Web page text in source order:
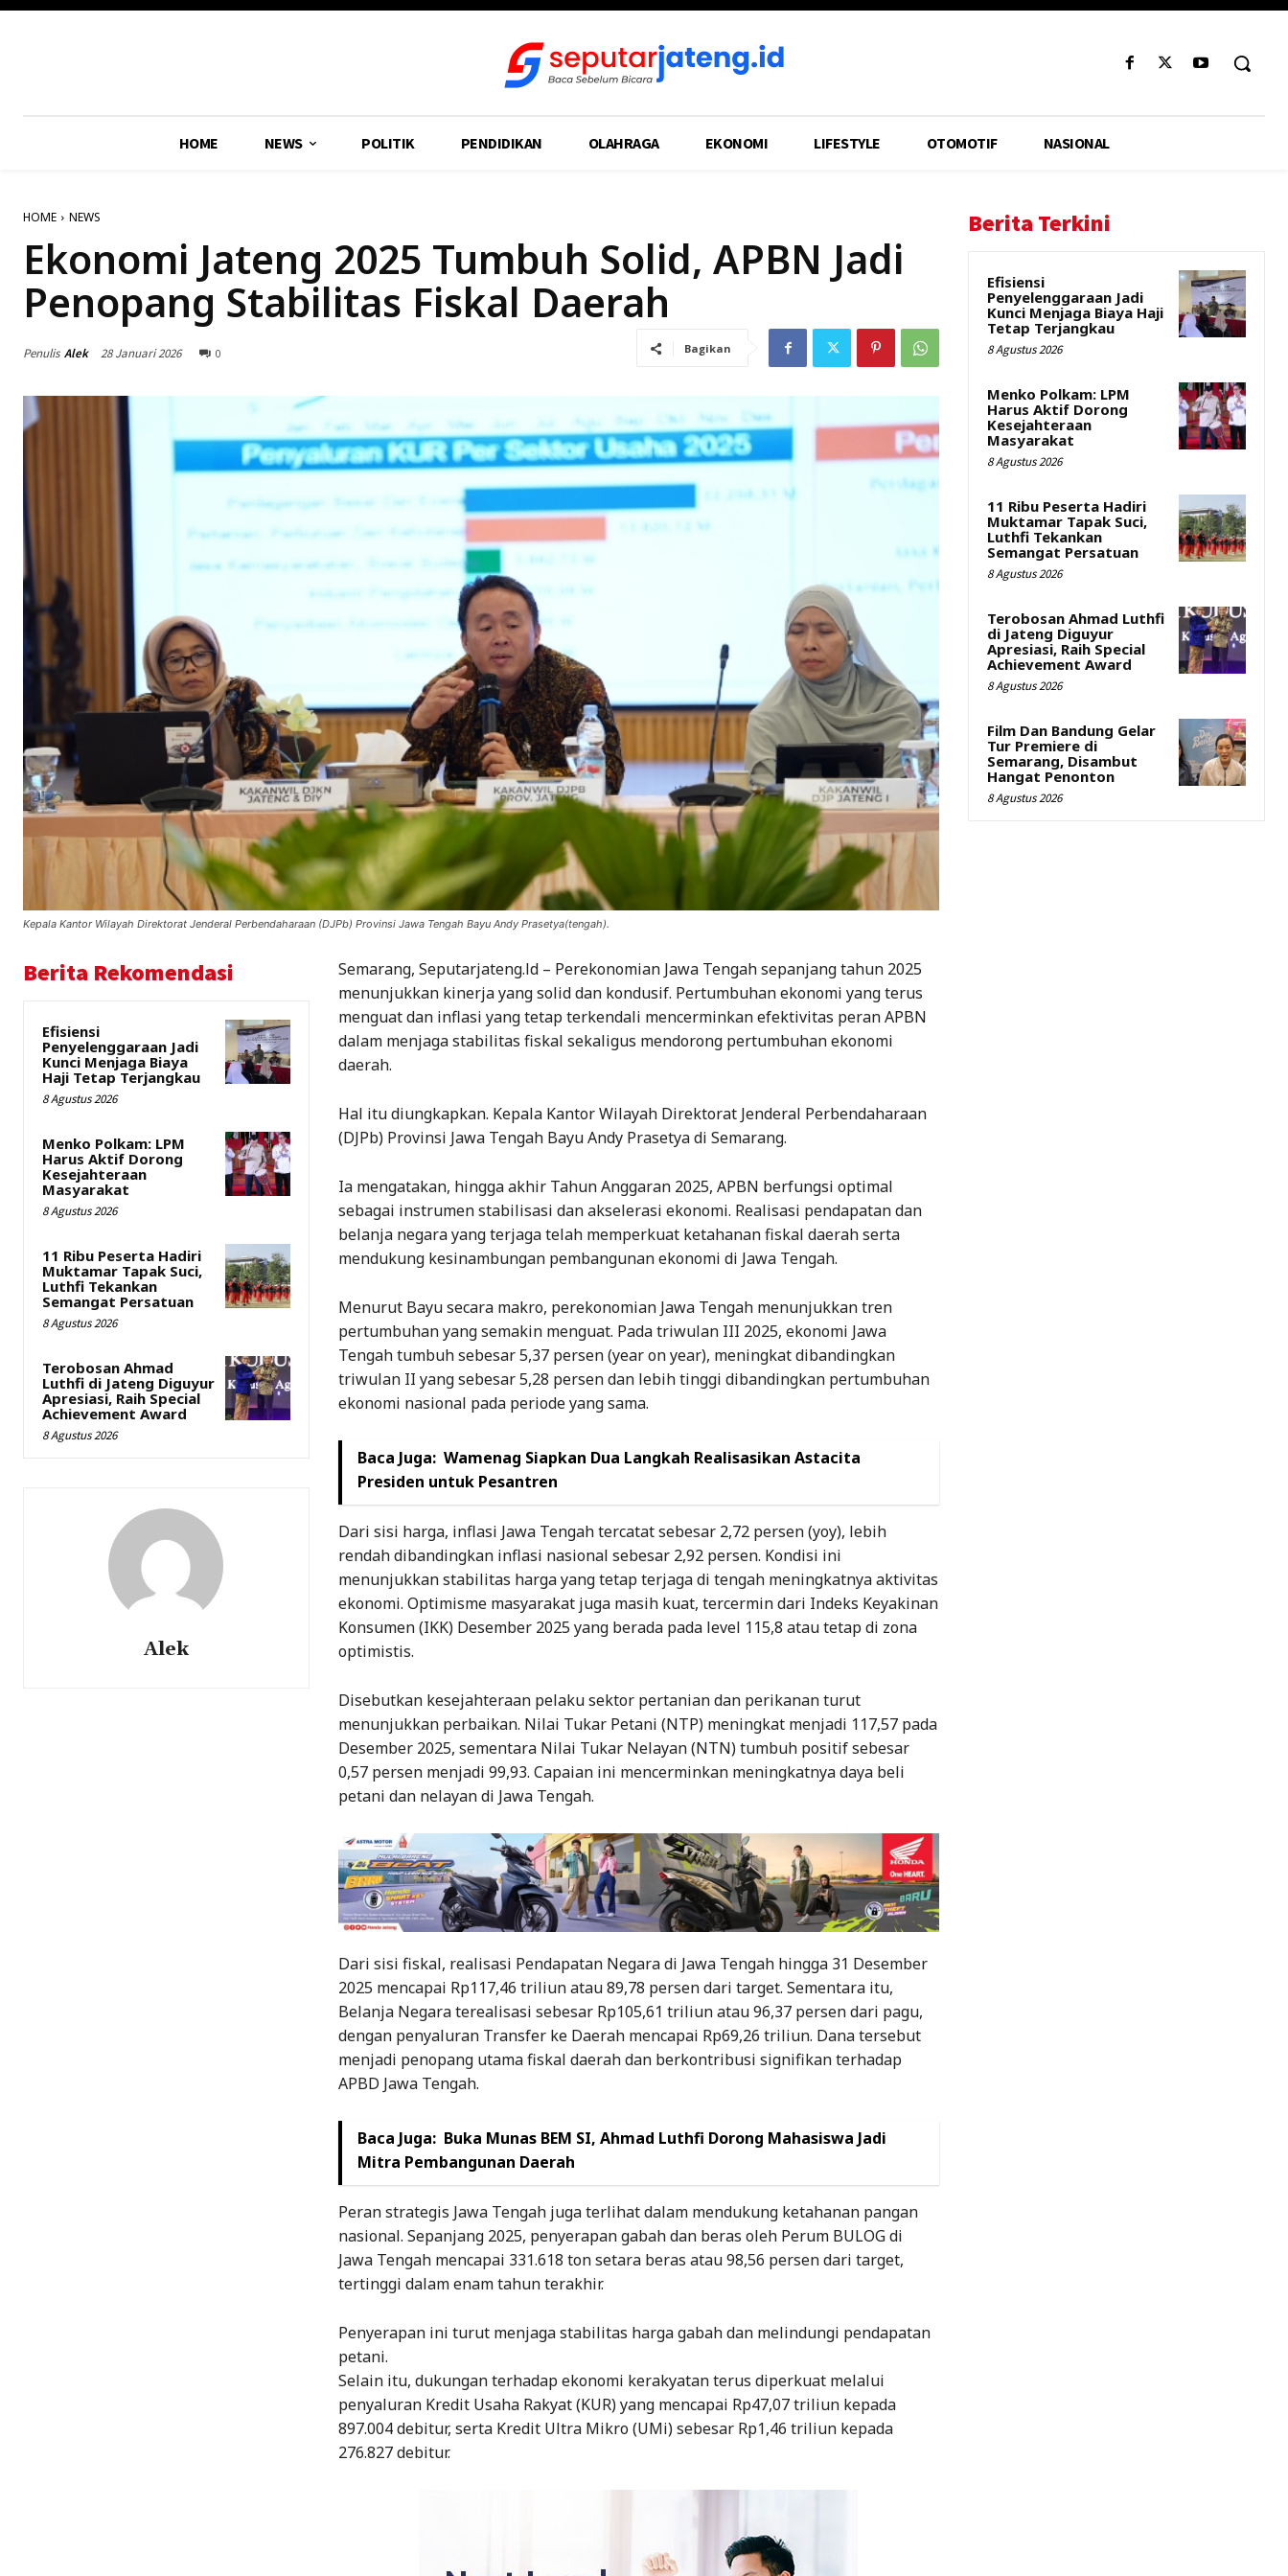
HOME NEWS POLITIK PENDIDIKAN OLAHRAGA EKONOMI LIFESTYLE OTOMOTIF NASIONAL
HOME NEWS
Ekonomi Jateng 2025 Tumbuh Solid, APBN Jadi
Penopang Stabilitas Fiskal Daerah
Penulis Alek 28 Januari 2026 0 Bagikan
Kepala Kantor Wilayah Direktorat Jenderal Perbendaharaan (DJPb) Provinsi Jawa Tengah Bayu Andy Prasetya(tengah).
Berita Rekomendasi
Efisiensi
Penyelenggaraan Jadi
Kunci Menjaga Biaya
Haji Tetap Terjangkau
8 Agustus 2026
Menko Polkam: LPM
Harus Aktif Dorong
Kesejahteraan
Masyarakat
8 Agustus 2026
11 Ribu Peserta Hadiri
Muktamar Tapak Suci,
Luthfi Tekankan
Semangat Persatuan
8 Agustus 2026
Terobosan Ahmad
Luthfi di Jateng Diguyur
Apresiasi, Raih Special
Achievement Award
8 Agustus 2026
Alek
Semarang, Seputarjateng.ld – Perekonomian Jawa Tengah sepanjang tahun 2025
menunjukkan kinerja yang solid dan kondusif. Pertumbuhan ekonomi yang terus
menguat dan inflasi yang tetap terkendali mencerminkan efektivitas peran APBN
dalam menjaga stabilitas fiskal sekaligus mendorong pertumbuhan ekonomi
daerah.
Hal itu diungkapkan. Kepala Kantor Wilayah Direktorat Jenderal Perbendaharaan
(DJPb) Provinsi Jawa Tengah Bayu Andy Prasetya di Semarang.
Ia mengatakan, hingga akhir Tahun Anggaran 2025, APBN berfungsi optimal
sebagai instrumen stabilisasi dan akselerasi ekonomi. Realisasi pendapatan dan
belanja negara yang terjaga telah memperkuat ketahanan fiskal daerah serta
mendukung kesinambungan pembangunan ekonomi di Jawa Tengah.
Menurut Bayu secara makro, perekonomian Jawa Tengah menunjukkan tren
pertumbuhan yang semakin menguat. Pada triwulan III 2025, ekonomi Jawa
Tengah tumbuh sebesar 5,37 persen (year on year), meningkat dibandingkan
triwulan II yang sebesar 5,28 persen dan lebih tinggi dibandingkan pertumbuhan
ekonomi nasional pada periode yang sama.
Baca Juga: Wamenag Siapkan Dua Langkah Realisasikan Astacita
Presiden untuk Pesantren
Dari sisi harga, inflasi Jawa Tengah tercatat sebesar 2,72 persen (yoy), lebih
rendah dibandingkan inflasi nasional sebesar 2,92 persen. Kondisi ini
menunjukkan stabilitas harga yang tetap terjaga di tengah meningkatnya aktivitas
ekonomi. Optimisme masyarakat juga masih kuat, tercermin dari Indeks Keyakinan
Konsumen (IKK) Desember 2025 yang berada pada level 115,8 atau tetap di zona
optimistis.
Disebutkan kesejahteraan pelaku sektor pertanian dan perikanan turut
menunjukkan perbaikan. Nilai Tukar Petani (NTP) meningkat menjadi 117,57 pada
Desember 2025, sementara Nilai Tukar Nelayan (NTN) tumbuh positif sebesar
0,57 persen menjadi 99,93. Capaian ini mencerminkan meningkatnya daya beli
petani dan nelayan di Jawa Tengah.
Dari sisi fiskal, realisasi Pendapatan Negara di Jawa Tengah hingga 31 Desember
2025 mencapai Rp117,46 triliun atau 89,78 persen dari target. Sementara itu,
Belanja Negara terealisasi sebesar Rp105,61 triliun atau 96,37 persen dari pagu,
dengan penyaluran Transfer ke Daerah mencapai Rp69,26 triliun. Dana tersebut
menjadi penopang utama fiskal daerah dan berkontribusi signifikan terhadap
APBD Jawa Tengah.
Baca Juga: Buka Munas BEM SI, Ahmad Luthfi Dorong Mahasiswa Jadi
Mitra Pembangunan Daerah
Peran strategis Jawa Tengah juga terlihat dalam mendukung ketahanan pangan
nasional. Sepanjang 2025, penyerapan gabah dan beras oleh Perum BULOG di
Jawa Tengah mencapai 331.618 ton setara beras atau 98,56 persen dari target,
tertinggi dalam enam tahun terakhir.
Penyerapan ini turut menjaga stabilitas harga gabah dan melindungi pendapatan
petani.
Selain itu, dukungan terhadap ekonomi kerakyatan terus diperkuat melalui
penyaluran Kredit Usaha Rakyat (KUR) yang mencapai Rp47,07 triliun kepada
897.004 debitur, serta Kredit Ultra Mikro (UMi) sebesar Rp1,46 triliun kepada
276.827 debitur.
Berita Terkini
Efisiensi
Penyelenggaraan Jadi
Kunci Menjaga Biaya Haji
Tetap Terjangkau
8 Agustus 2026
Menko Polkam: LPM
Harus Aktif Dorong
Kesejahteraan
Masyarakat
8 Agustus 2026
11 Ribu Peserta Hadiri
Muktamar Tapak Suci,
Luthfi Tekankan
Semangat Persatuan
8 Agustus 2026
Terobosan Ahmad Luthfi
di Jateng Diguyur
Apresiasi, Raih Special
Achievement Award
8 Agustus 2026
Film Dan Bandung Gelar
Tur Premiere di
Semarang, Disambut
Hangat Penonton
8 Agustus 2026